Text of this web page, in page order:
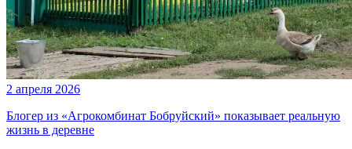
2 апреля 2026
Блогер из «Агрокомбинат Бобруйский» показывает реальную
жизнь в деревне